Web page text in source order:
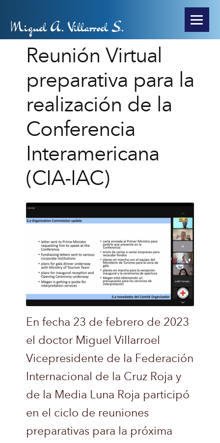
Miguel A. Villarroel S.
Reunión Virtual
preparativa para la
realización de la
Conferencia
Interamericana
(CIA-IAC)
En fecha 23 de febrero de 2023
el doctor Miguel Villarroel
Vicepresidente de la Federación
Internacional de la Cruz Roja y
de la Media Luna Roja participó
en el ciclo de reuniones
preparativas para la próxima